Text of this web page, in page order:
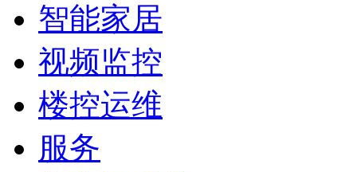
智能家居
视频监控
楼控运维
服务